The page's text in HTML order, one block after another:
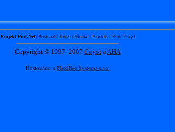
Projekt PinkNet: Postcard| Jokes| Alenka| Fractals| Pink Floyd
Copyright © 1997–2007 Coyot aAHA
Hostováno u FlexiBee Systems s.r.o.